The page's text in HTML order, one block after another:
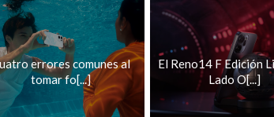
errores comunes al
tomar fo[...]
El Reno14 F Edición
Lado O[...]